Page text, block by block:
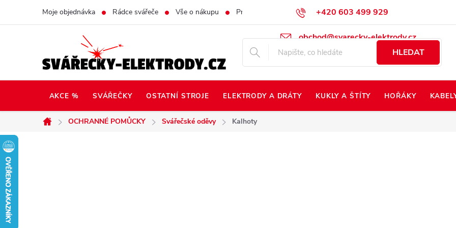
+420 603 499 929
obchod@svarecky-elektrody.cz
Moje objednávka Rádce svářeče Vše o nákupu Prodej na Slovensko Napište nám Kontakty
HLEDAT
AKCE % SVÁŘEČKY OSTATNÍ STROJE ELEKTRODY A DRÁTY KUKLY A ŠTÍTY HOŘÁKY
Domů
OCHRANNÉ POMŮCKY Svářečské oděvy Kalhoty